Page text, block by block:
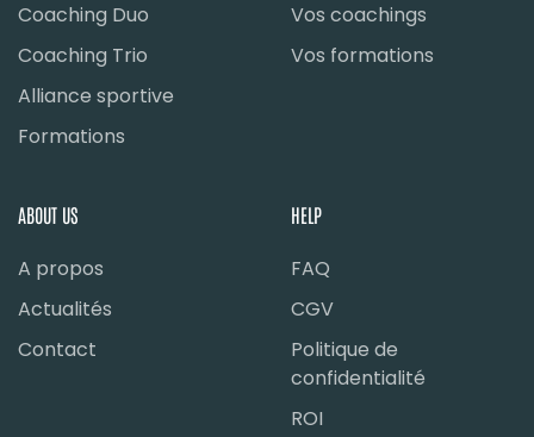
Coaching Duo
Coaching Trio
Alliance sportive
Formations
Vos coachings
Vos formations
ABOUT US
A propos
Actualités
Contact
HELP
FAQ
CGV
Politique de
confidentialité
ROI